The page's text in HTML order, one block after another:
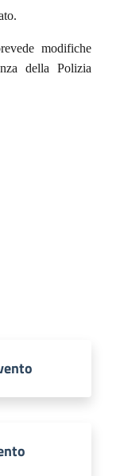
modifiche
della Polizia